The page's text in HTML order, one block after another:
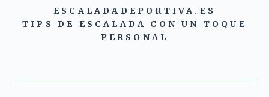
ESCALADADEPORTIVA.ES
TIPS DE ESCALADA CON UN TOQUE
PERSONAL